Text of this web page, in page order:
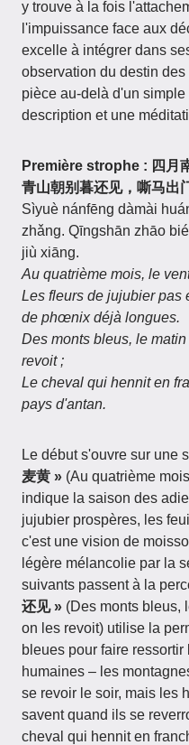
y trouve à la fois
l'impuissance face aux
excelle à intégrer dans
observation du destin
pièce au-delà d'un
description et une
Première strophe : 四月
青山朝别暮还见，嘶马出
Sìyuè nánfēng dàmài
zhǎng. Qīngshān zhāo
jiù xiāng.
Au quatrième mois, le
Les fleurs de jujubier pas
de phœnix déjà longues.
Des monts bleus, le
revoit ;
Le cheval qui hennit en
pays d'antan.
Le début s'ouvre sur une
麦黄 » (Au quatrième
indique la saison des
jujubier prospères, les
c'est une vision de
légère mélancolie par la
suivants passent à la
还见 » (Des monts bleus,
on les revoit) utilise la
bleues pour faire
humaines – les
se revoir le soir, mais les
savent quand ils se
cheval qui hennit en